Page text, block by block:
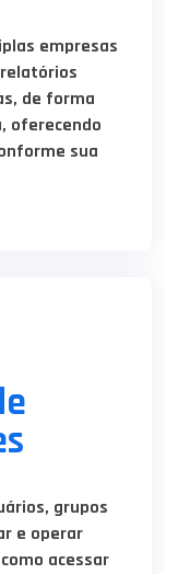
empresas
de forma
oferecendo
sua
grupos
e operar
acessar